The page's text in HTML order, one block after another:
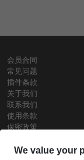
会员合同
常见问题
插件条款
关于我们
联系我们
使用条款
保密政策